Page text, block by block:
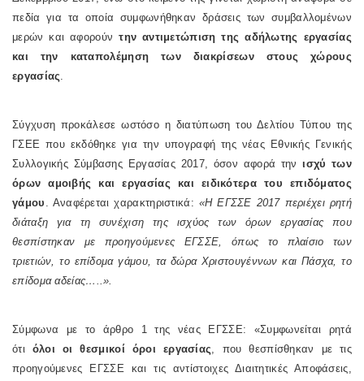
πεδία για τα οποία συμφωνήθηκαν δράσεις των συμβαλλομένων
μερών και αφορούν την αντιμετώπιση της αδήλωτης εργασίας
και την καταπολέμηση των διακρίσεων στους χώρους
εργασίας.
Σύγχυση προκάλεσε ωστόσο η διατύπωση του Δελτίου Τύπου της
ΓΣΕΕ που εκδόθηκε για την υπογραφή της νέας Εθνικής Γενικής
Συλλογικής Σύμβασης Εργασίας 2017, όσον αφορά την ισχύ των
όρων αμοιβής και εργασίας και ειδικότερα του επιδόματος
γάμου . Αναφέρεται χαρακτηριστικά: «Η ΕΓΣΣΕ 2017 περιέχει ρητή
διάταξη για τη συνέχιση της ισχύος των όρων εργασίας που
θεσπίστηκαν με προηγούμενες ΕΓΣΣΕ, όπως το πλαίσιο των
τριετιών, το επίδομα γάμου, τα δώρα Χριστουγέννων και Πάσχα, το
επίδομα αδείας…..».
Σύμφωνα με το άρθρο 1 της νέας ΕΓΣΣΕ: «Συμφωνείται ρητά
ότι
όλοι οι θεσμικοί όροι εργασίας, που θεσπίσθηκαν με τις
προηγούμενες ΕΓΣΣΕ και τις αντίστοιχες Διαιτητικές Αποφάσεις,